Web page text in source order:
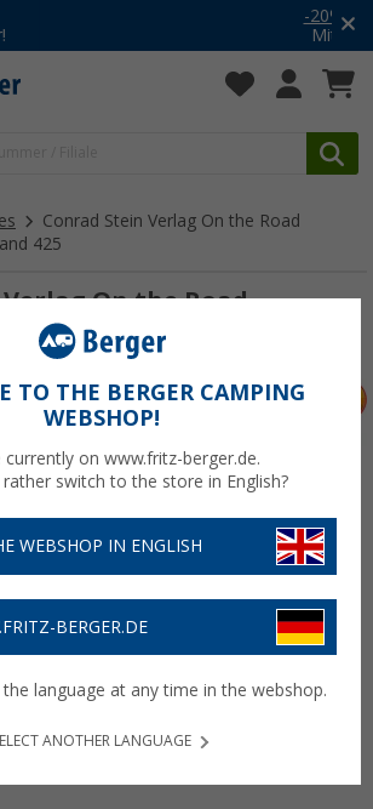
dem Aktionscode
Conrad Stein Verlag On the Road
425
On the Road
Band 425
TO THE BERGER CAMPING
WEBSHOP!
currently on www.fritz-berger.de.
switch to the store in English?
WEBSHOP IN ENGLISH
BERGER.DE
the language at any time in the webshop.
ANOTHER LANGUAGE